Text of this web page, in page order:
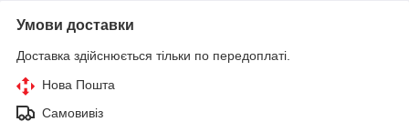
Умови доставки
Доставка здійснюється тільки по передоплаті.
Нова Пошта
Самовивіз